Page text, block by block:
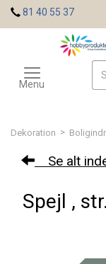
Dekoration >
Se alt
Spejl ,
81 40 55 37
Toggle
navigation
Menu